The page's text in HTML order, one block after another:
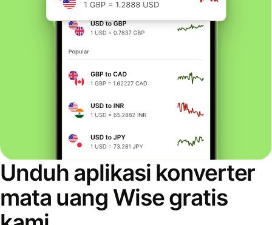
Unduh aplikasi konverter
mata uang Wise gratis